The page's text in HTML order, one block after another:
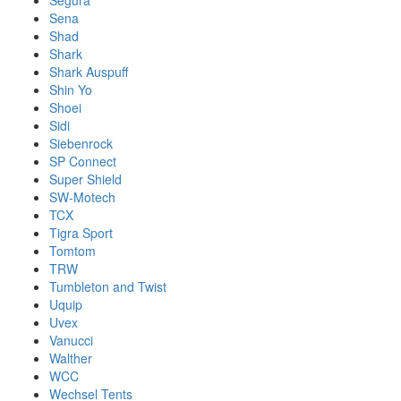
Sena
Shad
Shark
Shark Auspuff
Shin Yo
Shoei
Sidi
Siebenrock
SP Connect
Super Shield
SW-Motech
TCX
Tigra Sport
Tomtom
TRW
Tumbleton and Twist
Uquip
Uvex
Vanucci
Walther
WCC
Wechsel Tents